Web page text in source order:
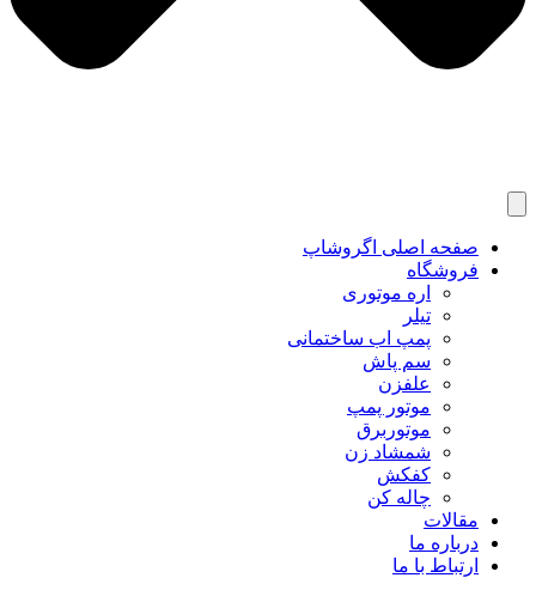
صفحه اصلی اگروشاپ
فروشگاه
اره موتوری
تیلر
پمپ اب ساختمانی
سم پاش
علفزن
موتور پمپ
موتوربرق
شمشاد زن
کفکش
چاله کن
مقالات
درباره ما
ارتباط با ما